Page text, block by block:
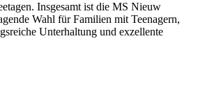
Insgesamt ist die MS Nieuw
Wahl für Familien mit Teenagern,
Unterhaltung und exzellente